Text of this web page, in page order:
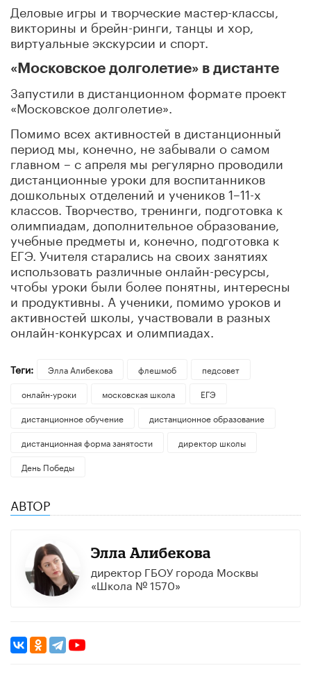
Деловые игры и творческие мастер-классы,
викторины и брейн-ринги, танцы и хор,
виртуальные экскурсии и спорт.
«Московское долголетие» в дистанте
Запустили в дистанционном формате проект
«Московское долголетие».
Помимо всех активностей в дистанционный
период мы, конечно, не забывали о самом
главном – с апреля мы регулярно проводили
дистанционные уроки для воспитанников
дошкольных отделений и учеников 1–11-х
классов. Творчество, тренинги, подготовка к
олимпиадам, дополнительное образование,
учебные предметы и, конечно, подготовка к
ЕГЭ. Учителя старались на своих занятиях
использовать различные онлайн-ресурсы,
чтобы уроки были более понятны, интересны
и продуктивны. А ученики, помимо уроков и
активностей школы, участвовали в разных
онлайн-конкурсах и олимпиадах.
Теги: Элла Алибекова флешмоб
педсовет
онлайн-уроки
московская школа
ЕГЭ
дистанционное обучение
дистанционное образование
дистанционная форма занятости
директор школы
День Победы
АВТОР
Элла Алибекова
директор ГБОУ города Москвы
«Школа № 1570»